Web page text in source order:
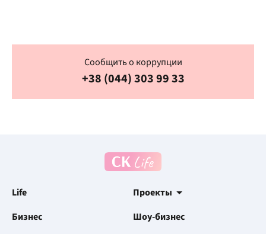
Сообщить о коррупции
+38 (044) 303 99 33
Life
Проекты
Бизнес
Шоу-бизнес